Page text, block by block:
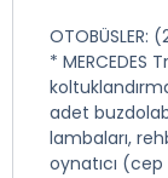
OTOBÜSLER:
* MERCEDES
adet
lambaları,
oynatıcı